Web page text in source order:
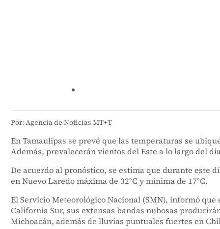
Por: Agencia de Noticias MT+T
En Tamaulipas se prevé que las temperaturas se
Además, prevalecerán vientos del Este a lo largo del
De acuerdo al pronóstico, se estima que durante este
en Nuevo Laredo máxima de 32°C y mínima de 17°C.
El Servicio Meteorológico Nacional (SMN), informó
California Sur, sus extensas bandas nubosas
Michoacán, además de lluvias puntuales fuertes en